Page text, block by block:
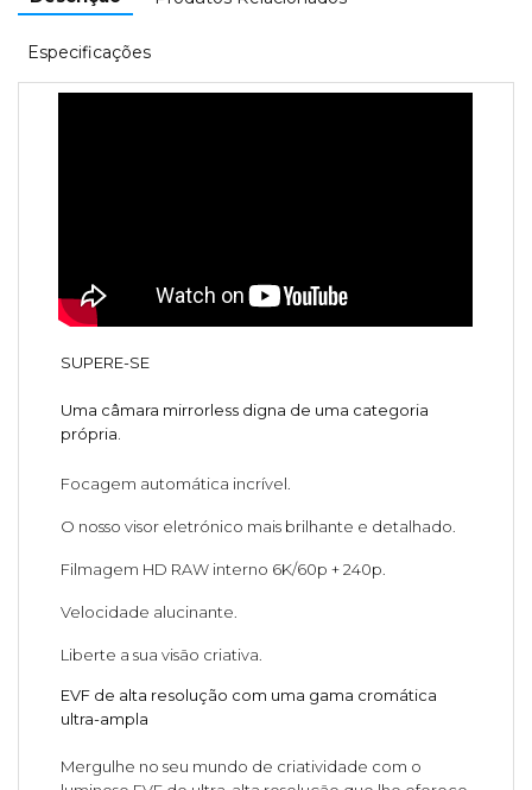
Especificações
SUPERE-SE
Uma câmara mirrorless digna de uma categoria
própria.
Focagem automática incrível.
O nosso visor eletrónico mais brilhante e detalhado.
Filmagem HD RAW interno 6K/60p + 240p.
Velocidade alucinante.
Liberte a sua visão criativa.
EVF de alta resolução com uma gama cromática
ultra-ampla
Mergulhe no seu mundo de criatividade com o